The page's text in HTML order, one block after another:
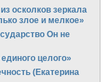
осколков зеркала
злое и мелкое»
Он не
целого»
(Екатерина